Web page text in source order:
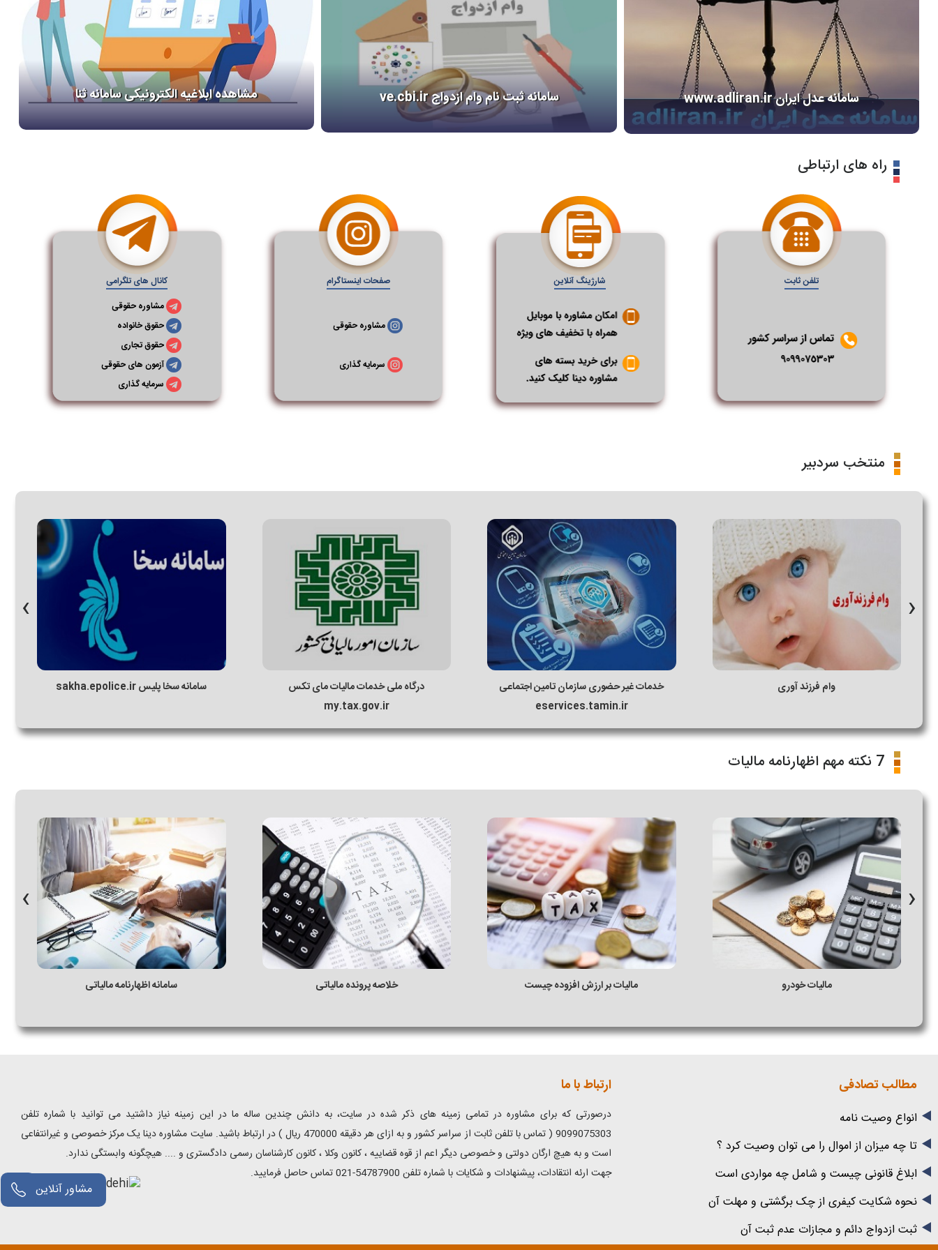
سامانه عدل ایران www.adliran.ir سامانه ثبت نام وام ازدواج ve.cbi.ir مشاهده ابلاغیه الکترونیکی سامانه ثنا
راه های ارتباطی
تلفن ثابت شارژینگ آنلاین صفحات اینستاگرام
مشاوره حقوقی
سرمایه گذاری
کانال های تلگرامی
مشاوره حقوقی
حقوق خانواده
حقوق تجاری
آزمون های حقوقی
سرمایه گذاری
منتخب سردبیر
سامانه سخا پلیس sakha.epolice.ir
درگاه ملی خدمات مالیات مای تکس
my.tax.gov.ir
خدمات غیر حضوری سازمان تامین اجتماعی
eservices.tamin.ir
وام فرزند آوری
‹ ›
7 نکته مهم اظهارنامه مالیات
سامانه اظهارنامه مالیاتی خلاصه پرونده مالیاتی مالیات بر ارزش افزوده چیست مالیات خودرو
‹ ›
مطالب تصادفی
انواع وصیت نامه
تا چه میزان از اموال را می توان وصیت کرد ؟
ابلاغ قانونی چیست و شامل چه مواردی است
نحوه شکایت کیفری از چک برگشتی و مهلت آن
ثبت ازدواج دائم و مجازات عدم ثبت آن
ارتباط با ما
درصورتی که برای مشاوره در تمامی زمینه های ذکر شده در سایت، به دانش چندین ساله ما در این زمینه نیاز داشتید می توانید با شماره تلفن
9099075303 ( تماس با تلفن ثابت از سراسر کشور و به ازای هر دقیقه 470000 ریال ) در ارتباط باشید. سایت مشاوره دینا یک مرکز خصوصی و غیرانتفاعی
است و به هیچ ارگان دولتی و خصوصی دیگر اعم از قوه قضاییه ، کانون وکلا ، کانون کارشناسان رسمی دادگستری و .... هیچگونه وابستگی ندارد.
جهت ارئه انتقادات، پیشنهادات و شکایات با شماره تلفن 54787900-021 تماس حاصل فرمایید.